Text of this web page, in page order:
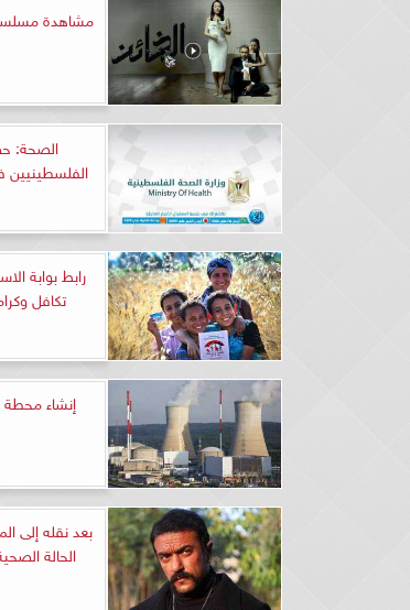
الصحة:
رابط بوابة
تكافل
إنشاء محطة
بعد نقله إلى
الحالة